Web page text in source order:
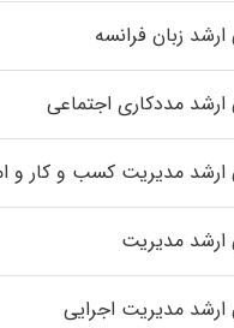
زبان فرانسه
ارشد مددکاری اجتماعی
ارشد مدیریت کسب و کار و
ارشد مدیریت
ارشد مدیریت اجرایی